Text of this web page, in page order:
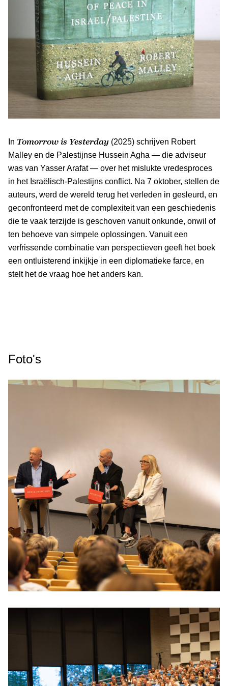
In Tomorrow is Yesterday (2025) schrijven Robert
Malley en de Palestijnse Hussein Agha — die adviseur
was van Yasser Arafat — over het mislukte vredesproces
in het Israëlisch-Palestijns conflict. Na 7 oktober, stellen de
auteurs, werd de wereld terug het verleden in gesleurd, en
geconfronteerd met de complexiteit van een geschiedenis
die te vaak terzijde is geschoven vanuit onkunde, onwil of
ten behoeve van simpele oplossingen. Vanuit een
verfrissende combinatie van perspectieven geeft het boek
een ontluisterend inkijkje in een diplomatieke farce, en
stelt het de vraag hoe het anders kan.
Foto's